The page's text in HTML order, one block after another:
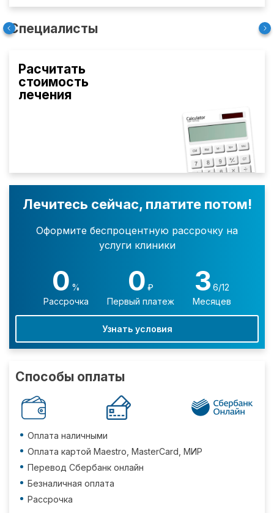
Специалисты
Расчитать
стоимость
лечения
Лечитесь сейчас, платите потом!
Оформите беспроцентную рассрочку на
услуги клиники
0 %
Рассрочка
0 ₽
Первый платеж
3 6/12
Месяцев
Узнать условия
Способы оплаты
Оплата наличными
Оплата картой Maestro, MasterCard, МИР
Перевод Сбербанк онлайн
Безналичная оплата
Рассрочка